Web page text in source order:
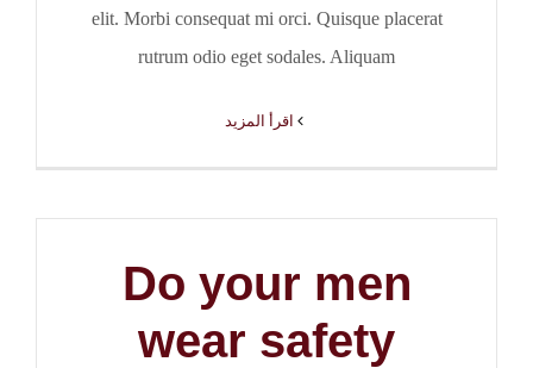
elit. Morbi consequat mi orci. Quisque placerat
rutrum odio eget sodales. Aliquam
Do your men
wear safety